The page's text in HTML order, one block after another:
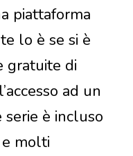
piattaforma
lo è se si è
gratuite di
ad un
è incluso
molti